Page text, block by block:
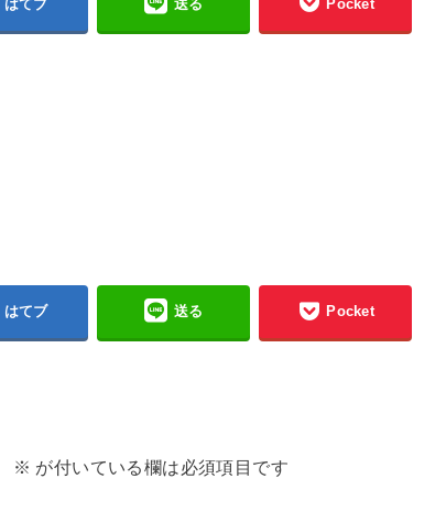
はてブ 送る Pocket
はてブ 送る Pocket
※ が付いている欄は必須項目です